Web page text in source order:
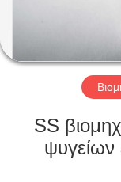
ΕΜΦΆΝΙΣΗ
VR
ΣΧΕΤΙΚΆ
SS
ψυγείων